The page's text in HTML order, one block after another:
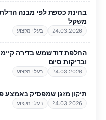
בחינת כספת לפי מבנה הדלת,
משקל
24.03.2026 בעלי מקצוע
החלפת דוד שמש בדירה
ובדיקות סיום
24.03.2026 בעלי מקצוע
תיקון מזגן שמפסיק
24.03.2026 בעלי מקצוע